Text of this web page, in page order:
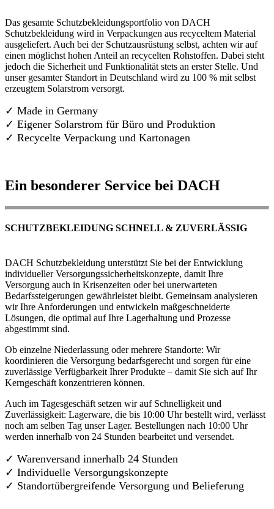
Das gesamte Schutzbekleidungsportfolio von DACH
Schutzbekleidung wird in Verpackungen aus recyceltem Material
ausgeliefert. Auch bei der Schutzausrüstung selbst, achten wir auf
einen möglichst hohen Anteil an recycelten Rohstoffen. Dabei steht
jedoch die Sicherheit und Funktionalität stets an erster Stelle. Und
unser gesamter Standort in Deutschland wird zu 100 % mit selbst
erzeugtem Solarstrom versorgt.
✓ Made in Germany
✓ Eigener Solarstrom für Büro und Produktion
✓ Recycelte Verpackung und Kartonagen
Ein besonderer Service bei DACH
SCHUTZBEKLEIDUNG SCHNELL & ZUVERLÄSSIG
DACH Schutzbekleidung unterstützt Sie bei der Entwicklung
individueller Versorgungssicherheitskonzepte, damit Ihre
Versorgung auch in Krisenzeiten oder bei unerwarteten
Bedarfssteigerungen gewährleistet bleibt. Gemeinsam analysieren
wir Ihre Anforderungen und entwickeln maßgeschneiderte
Lösungen, die optimal auf Ihre Lagerhaltung und Prozesse
abgestimmt sind.
Ob einzelne Niederlassung oder mehrere Standorte: Wir
koordinieren die Versorgung bedarfsgerecht und sorgen für eine
zuverlässige Verfügbarkeit Ihrer Produkte – damit Sie sich auf Ihr
Kerngeschäft konzentrieren können.
Auch im Tagesgeschäft setzen wir auf Schnelligkeit und
Zuverlässigkeit: Lagerware, die bis 10:00 Uhr bestellt wird, verlässt
noch am selben Tag unser Lager. Bestellungen nach 10:00 Uhr
werden innerhalb von 24 Stunden bearbeitet und versendet.
✓ Warenversand innerhalb 24 Stunden
✓ Individuelle Versorgungskonzepte
✓ Standortübergreifende Versorgung und Belieferung